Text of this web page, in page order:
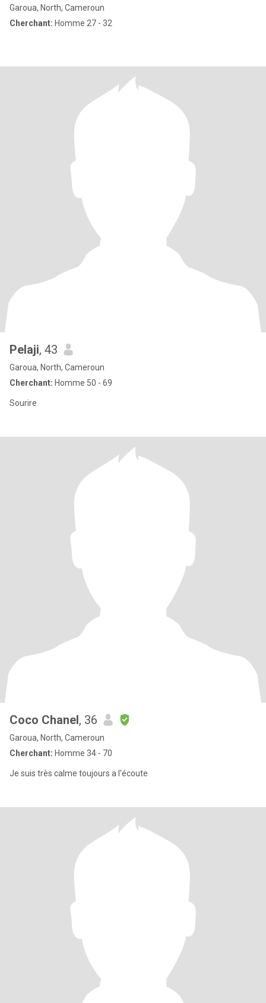
Garoua, North, Cameroun
Cherchant: Homme 27 - 32
Pelaji, 43
Garoua, North, Cameroun
Cherchant: Homme 50 - 69
Sourire
Coco Chanel, 36
Garoua, North, Cameroun
Cherchant: Homme 34 - 70
Je suis très calme toujours a l'écoute